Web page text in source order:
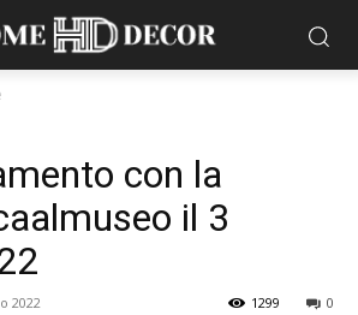
con la
il 3
2022 0
1299